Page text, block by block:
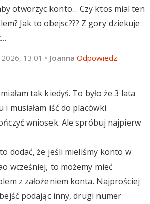
otworzyc konto… Czy ktos mial ten
Jak to obejsc??? Z gory dziekuje
13:01 • Joanna Odpowiedz
tak kiedyś. To było że 3 lata
i musiałam iść do placówki
wniosek. Ale spróbuj najpierw
dodać, że jeśli mieliśmy konto w
wcześniej, to możemy mieć
z założeniem konta. Najprościej
podając inny, drugi numer